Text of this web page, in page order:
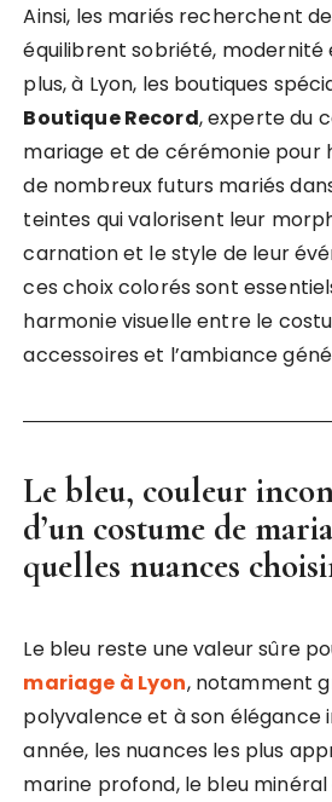
Ainsi, les mariés recherchent
équilibrent sobriété, modernité
plus, à Lyon, les boutiques
Boutique Record, experte du
mariage et de cérémonie pour
de nombreux futurs mariés
teintes qui valorisent leur
carnation et le style de leur
ces choix colorés sont
harmonie visuelle entre le
accessoires et l’ambiance
Le bleu, couleur
d’un costume de
quelles nuances
Le bleu reste une valeur sûre
mariage à Lyon, notamment
polyvalence et à son
année, les nuances les plus
marine profond, le bleu